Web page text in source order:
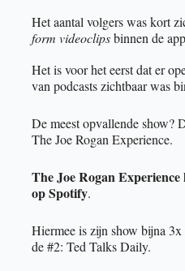
Het aantal volgers was kort
form videoclips binnen de
Het is voor het eerst dat er
van podcasts zichtbaar was
De meest opvallende show?
The Joe Rogan Experience.
The Joe Rogan
op Spotify.
Hiermee is zijn show bijna
de #2: Ted Talks Daily.